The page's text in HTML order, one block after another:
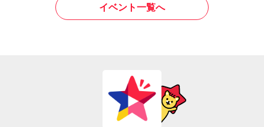
イベント一覧へ